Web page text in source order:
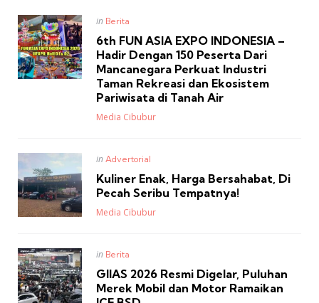
Posted
in
in Berita
6th FUN ASIA EXPO INDONESIA –
Hadir Dengan 150 Peserta Dari
Mancanegara Perkuat Industri
Taman Rekreasi dan Ekosistem
Pariwisata di Tanah Air
Posted
Media Cibubur
Posted
in
in Advertorial
Kuliner Enak, Harga Bersahabat, Di
Pecah Seribu Tempatnya!
Posted
Media Cibubur
Posted
in
in Berita
GIIAS 2026 Resmi Digelar, Puluhan
Merek Mobil dan Motor Ramaikan